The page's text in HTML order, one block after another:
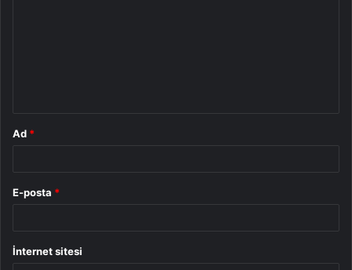
Ad *
E-posta *
İnternet sitesi